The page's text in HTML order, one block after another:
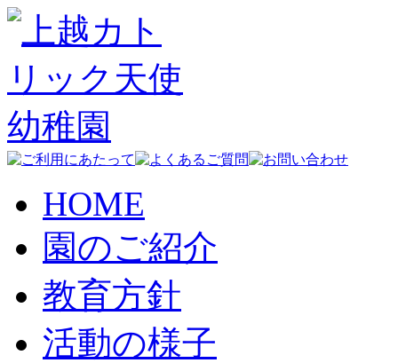
HOME
園のご紹介
教育方針
活動の様子